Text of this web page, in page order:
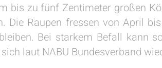
bis zu fünf Zentimeter großen
Die Raupen fressen von April
Bei starkem Befall kann
laut NABU Bundesverband